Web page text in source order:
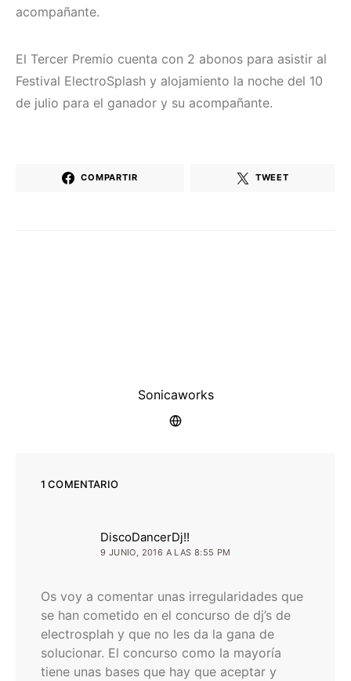
acompañante.
El Tercer Premio cuenta con 2 abonos para asistir al
Festival ElectroSplash y alojamiento la noche del 10
de julio para el ganador y su acompañante.
COMPARTIR TWEET
Sonicaworks
1 COMENTARIO
DiscoDancerDj!!
9 JUNIO, 2016 A LAS 8:55 PM
Os voy a comentar unas irregularidades que
se han cometido en el concurso de dj’s de
electrosplah y que no les da la gana de
solucionar. El concurso como la mayoría
tiene unas bases que hay que aceptar y